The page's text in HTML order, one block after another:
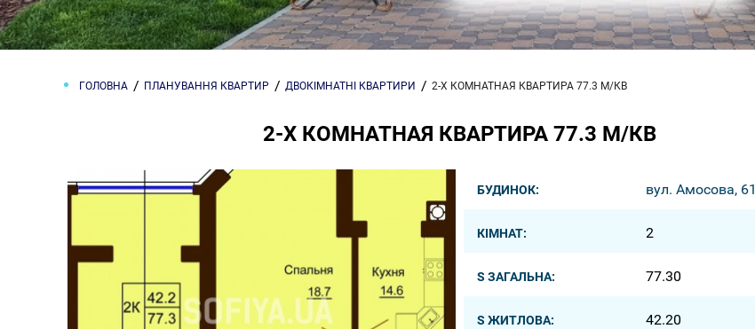
ГОЛОВНА ПЛАНУВАННЯ КВАРТИР ДВОКІМНАТНІ КВАРТИРИ 2-Х КОМНАТНАЯ КВАРТИРА 77.3 М/КВ
2-Х КОМНАТНАЯ КВАРТИРА 77.3 М/КВ
БУДИНОК: вул. Амосова, 61
КІМНАТ: 2
S ЗАГАЛЬНА: 77.30
S ЖИТЛОВА: 42.20